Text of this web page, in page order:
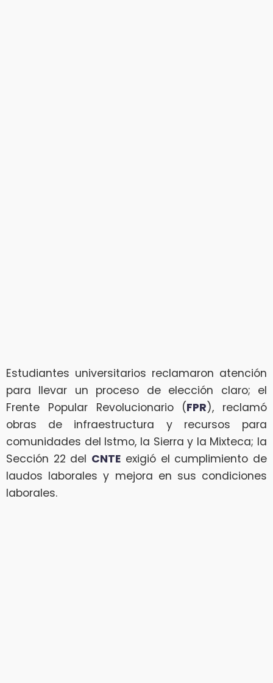
Estudiantes universitarios reclamaron atención
para llevar un proceso de elección claro; el
Frente Popular Revolucionario (FPR), reclamó
obras de infraestructura y recursos para
comunidades del Istmo, la Sierra y la Mixteca; la
Sección 22 del CNTE exigió el cumplimiento de
laudos laborales y mejora en sus condiciones
laborales.